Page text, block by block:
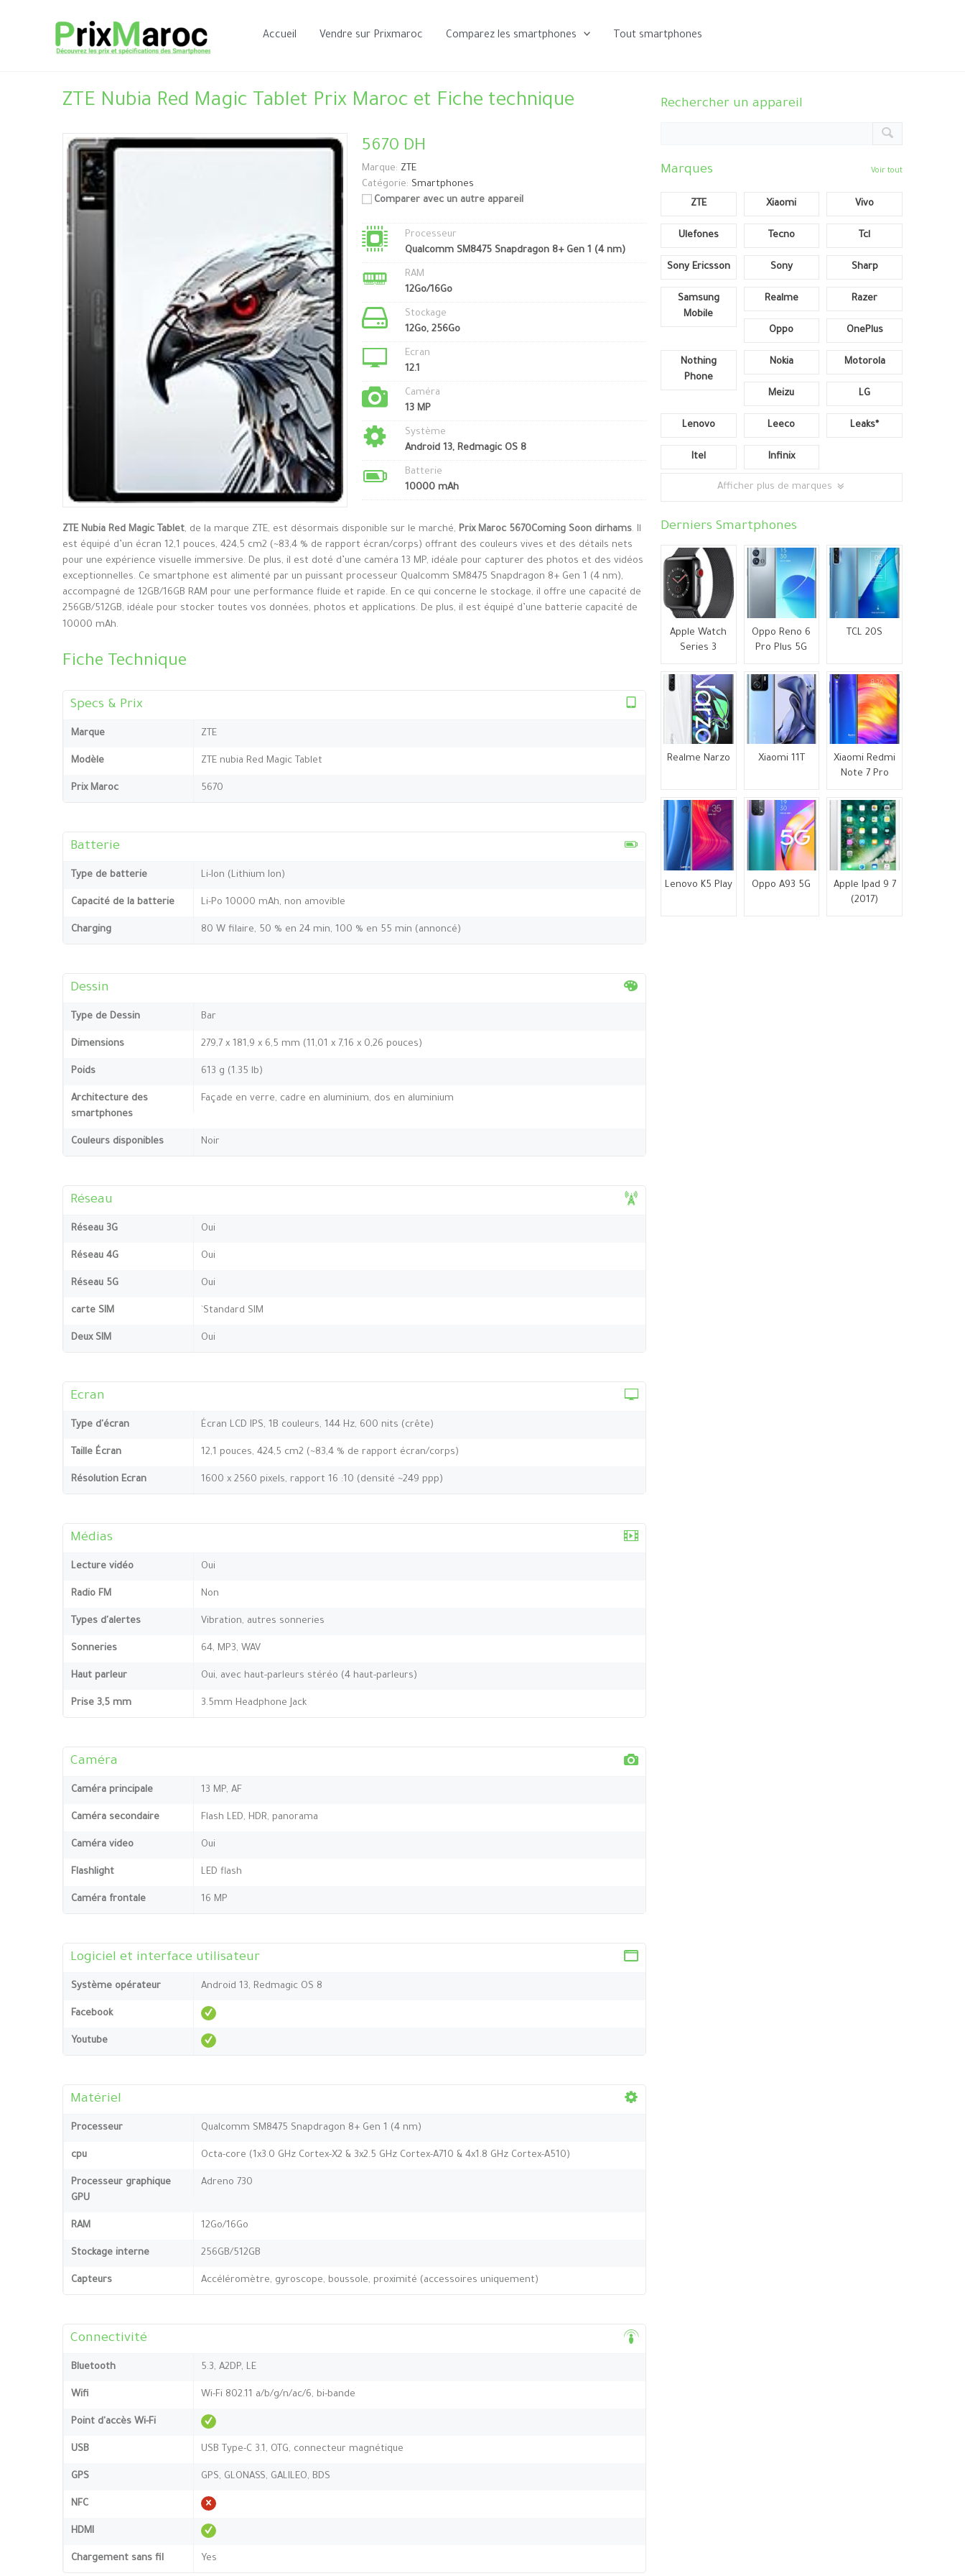
Accueil Vendre sur Prixmaroc Comparez les smartphones Tout smartphones
ZTE Nubia Red Magic Tablet Prix Maroc et Fiche technique
5670 DH
Marque: ZTE
Catégorie: Smartphones
Comparer avec un autre appareil
Processeur
Qualcomm SM8475 Snapdragon 8+ Gen 1 (4 nm)
RAM
12Go/16Go
Stockage
12Go, 256Go
Ecran
12.1
Caméra
13 MP
Système
Android 13, Redmagic OS 8
Batterie
10000 mAh
ZTE Nubia Red Magic Tablet, de la marque ZTE, est désormais disponible sur le marché, Prix Maroc 5670Coming Soon dirhams. Il
est équipé d’un écran 12,1 pouces, 424,5 cm2 (~83,4 % de rapport écran/corps) offrant des couleurs vives et des détails nets
pour une expérience visuelle immersive. De plus, il est doté d’une caméra 13 MP, idéale pour capturer des photos et des vidéos
exceptionnelles. Ce smartphone est alimenté par un puissant processeur Qualcomm SM8475 Snapdragon 8+ Gen 1 (4 nm),
accompagné de 12GB/16GB RAM pour une performance fluide et rapide. En ce qui concerne le stockage, il offre une capacité de
256GB/512GB, idéale pour stocker toutes vos données, photos et applications. De plus, il est équipé d’une batterie capacité de
10000 mAh.
Fiche Technique
Specs & Prix
Marque ZTE
Modèle ZTE nubia Red Magic Tablet
Prix Maroc 5670
Batterie
Type de batterie Li-Ion (Lithium Ion)
Capacité de la batterie Li-Po 10000 mAh, non amovible
Charging 80 W filaire, 50 % en 24 min, 100 % en 55 min (annoncé)
Dessin
Type de Dessin Bar
Dimensions 279,7 x 181,9 x 6,5 mm (11,01 x 7,16 x 0,26 pouces)
Poids 613 g (1.35 lb)
Architecture des
smartphones
Façade en verre, cadre en aluminium, dos en aluminium
Couleurs disponibles Noir
Réseau
Réseau 3G Oui
Réseau 4G Oui
Réseau 5G Oui
carte SIM `Standard SIM
Deux SIM Oui
Ecran
Type d'écran Écran LCD IPS, 1B couleurs, 144 Hz, 600 nits (crête)
Taille Écran 12,1 pouces, 424,5 cm2 (~83,4 % de rapport écran/corps)
Résolution Ecran 1600 x 2560 pixels, rapport 16 :10 (densité ~249 ppp)
Médias
Lecture vidéo Oui
Radio FM Non
Types d'alertes Vibration, autres sonneries
Sonneries 64, MP3, WAV
Haut parleur Oui, avec haut-parleurs stéréo (4 haut-parleurs)
Prise 3,5 mm 3.5mm Headphone Jack
Caméra
Caméra principale 13 MP, AF
Caméra secondaire Flash LED, HDR, panorama
Caméra video Oui
Flashlight LED flash
Caméra frontale 16 MP
Logiciel et interface utilisateur
Système opérateur Android 13, Redmagic OS 8
Facebook
Youtube
Matériel
Processeur Qualcomm SM8475 Snapdragon 8+ Gen 1 (4 nm)
cpu Octa-core (1x3.0 GHz Cortex-X2 & 3x2.5 GHz Cortex-A710 & 4x1.8 GHz Cortex-A510)
Processeur graphique
GPU
Adreno 730
RAM 12Go/16Go
Stockage interne 256GB/512GB
Capteurs Accéléromètre, gyroscope, boussole, proximité (accessoires uniquement)
Connectivité
Bluetooth 5.3, A2DP, LE
Wifi Wi-Fi 802.11 a/b/g/n/ac/6, bi-bande
Point d'accès Wi-Fi
USB USB Type-C 3.1, OTG, connecteur magnétique
GPS GPS, GLONASS, GALILEO, BDS
NFC
HDMI
Chargement sans fil Yes
Rechercher un appareil
Marques Voir tout
ZTE Xiaomi Vivo
Ulefones Tecno Tcl
Sony Ericsson Sony Sharp
Samsung
Mobile
Realme Razer
Oppo OnePlus
Nothing
Phone
Nokia Motorola
Meizu LG
Lenovo Leeco Leaks*
Itel Infinix
Afficher plus de marques
Derniers Smartphones
Apple Watch
Series 3
Oppo Reno 6
Pro Plus 5G
TCL 20S
Realme Narzo Xiaomi 11T
Xiaomi Redmi
Note 7 Pro
Lenovo K5 Play Oppo A93 5G
Apple Ipad 9 7
(2017)